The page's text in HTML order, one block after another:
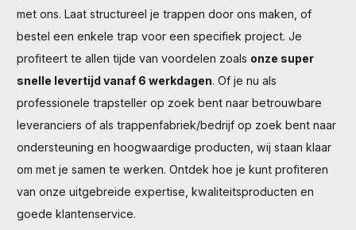
met ons. Laat structureel je trappen door ons maken, of
bestel een enkele trap voor een specifiek project. Je
profiteert te allen tijde van voordelen zoals onze super
snelle levertijd vanaf 6 werkdagen. Of je nu als
professionele trapsteller op zoek bent naar betrouwbare
leveranciers of als trappenfabriek/bedrijf op zoek bent naar
ondersteuning en hoogwaardige producten, wij staan klaar
om met je samen te werken. Ontdek hoe je kunt profiteren
van onze uitgebreide expertise, kwaliteitsproducten en
goede klantenservice.